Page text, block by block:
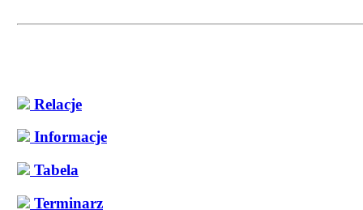
Relacje
Informacje
Tabela
Terminarz